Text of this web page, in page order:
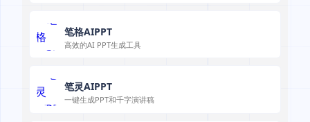
笔格AIPPT
高效的AI PPT生成工具
笔灵AIPPT
一键生成PPT和千字演讲稿